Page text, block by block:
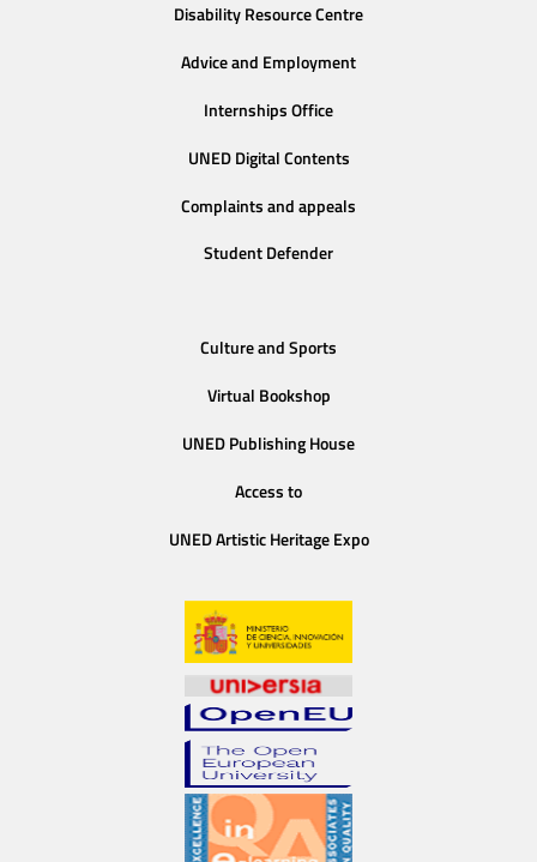
Disability Resource Centre
Advice and Employment
Internships Office
UNED Digital Contents
Complaints and appeals
Student Defender
Culture and Sports
Virtual Bookshop
UNED Publishing House
Access to
UNED Artistic Heritage Expo